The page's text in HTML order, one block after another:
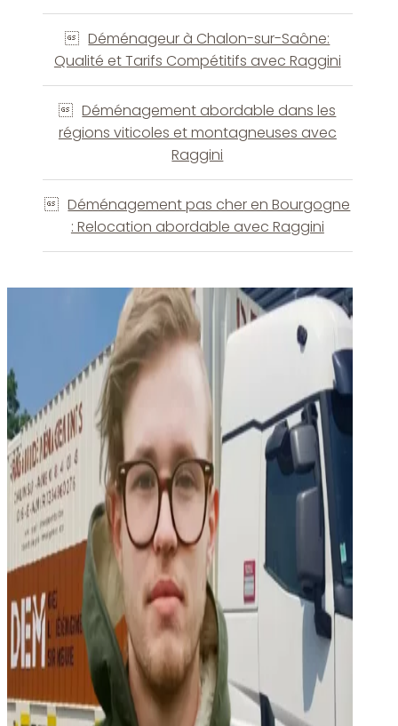
Déménageur à Chalon-sur-Saône:
Qualité et Tarifs Compétitifs avec Raggini
Déménagement abordable dans les
régions viticoles et montagneuses avec
Raggini
Déménagement pas cher en Bourgogne
: Relocation abordable avec Raggini